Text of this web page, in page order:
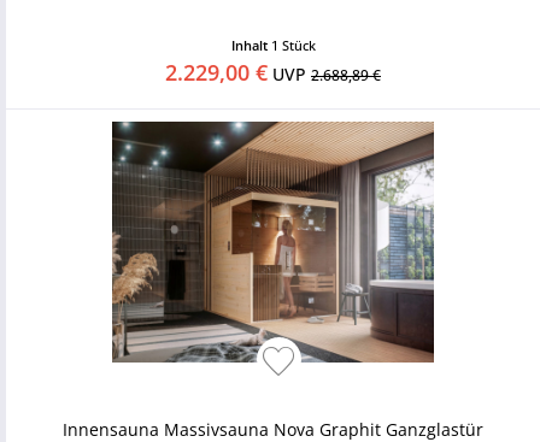
Inhalt 1 Stück
2.229,00 € UVP 2.688,89 €
Innensauna Massivsauna Nova Graphit Ganzglastür